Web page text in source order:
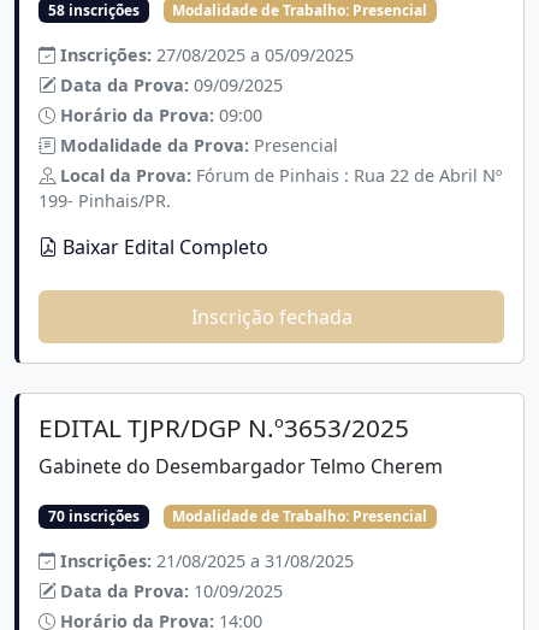
58 inscrições Modalidade de Trabalho: Presencial
Inscrições: 27/08/2025 a 05/09/2025
Data da Prova: 09/09/2025
Horário da Prova: 09:00
Modalidade da Prova: Presencial
Local da Prova: Fórum de Pinhais : Rua 22 de Abril Nº
199- Pinhais/PR.
Baixar Edital Completo
Inscrição fechada
EDITAL TJPR/DGP N.º3653/2025
Gabinete do Desembargador Telmo Cherem
70 inscrições Modalidade de Trabalho: Presencial
Inscrições: 21/08/2025 a 31/08/2025
Data da Prova: 10/09/2025
Horário da Prova: 14:00